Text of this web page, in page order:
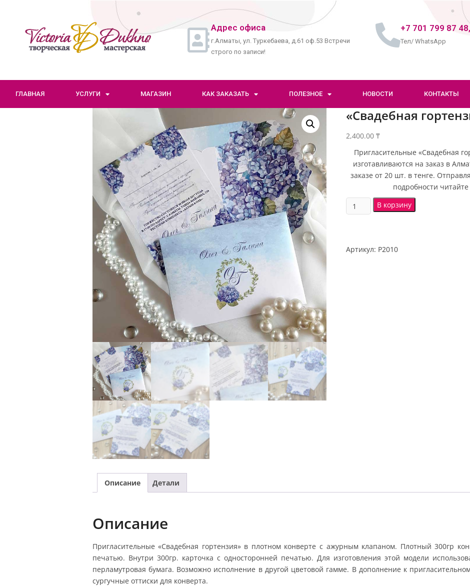
Адрес офиса
г.Алматы, ул. Туркебаева, д.61 оф.53 Встречи
строго по записи!
+7 701 799 87
Тел/ WhatsApp
ГЛАВНАЯ УСЛУГИ МАГАЗИН КАК ЗАКАЗАТЬ ПОЛЕЗНОЕ НОВОСТИ КОНТАКТЫ
«Свадебная
2,400.00 ₸
Пригласительные «Свадебная
изготавливаются на заказ в
заказе от 20 шт. в тенге.
подробности
В корзину
Артикул: P2010
Описание Детали
Описание
Пригласительные «Свадебная гортензия» в плотном конверте с ажурным клапаном. Плотный 300гр
печатью. Внутри 300гр. карточка с односторонней печатью. Для изготовления этой модели
перламутровая бумага. Возможно исполнение в другой цветовой гамме. В дополнение к
сургучные оттиски для конверта.